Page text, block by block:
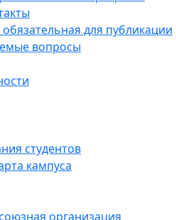
для публикации
вопросы
студентов
кампуса
организация